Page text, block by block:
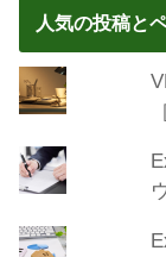
人気の投稿と